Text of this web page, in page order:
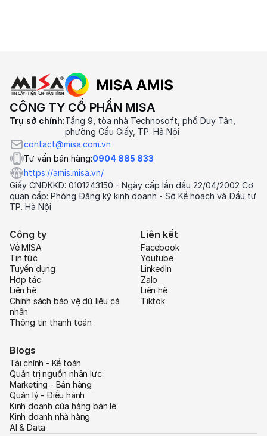
CÔNG TY CỔ PHẦN MISA
Trụ sở chính:Tầng 9, tòa nhà Technosoft, phố Duy Tân,
phường Cầu Giấy, TP. Hà Nội
contact@misa.com.vn
Tư vấn bán hàng:0904 885 833
https://amis.misa.vn/
Giấy CNĐKKD: 0101243150 - Ngày cấp lần đầu 22/04/2002 Cơ
quan cấp: Phòng Đăng ký kinh doanh - Sở Kế hoạch và Đầu tư
TP. Hà Nội
Công ty
Về MISA
Tin tức
Tuyển dụng
Hợp tác
Liên hệ
Chính sách bảo vệ dữ liệu cá
nhân
Thông tin thanh toán
Liên kết
Facebook
Youtube
LinkedIn
Zalo
Liên hệ
Tiktok
Blogs
Tài chính - Kế toán
Quản trị nguồn nhân lực
Marketing - Bán hàng
Quản lý - Điều hành
Kinh doanh cửa hàng bán lẻ
Kinh doanh nhà hàng
AI & Data